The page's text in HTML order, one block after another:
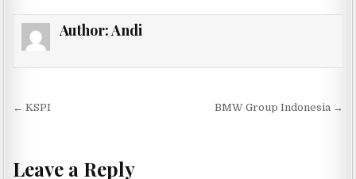
Author:Andi
Post navigation
← KSPI BMW Group Indonesia →
Leave a Reply